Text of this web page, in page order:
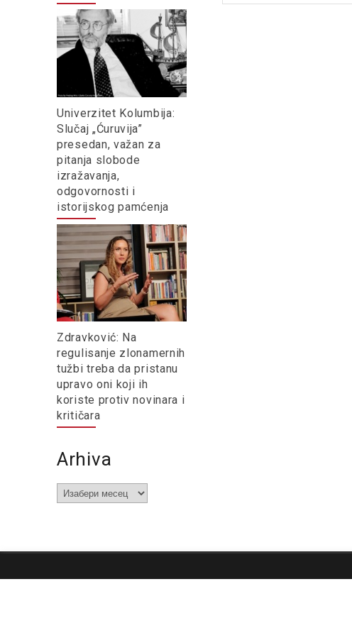
Univerzitet Kolumbija:
Slučaj „Ćuruvija”
presedan, važan za
pitanja slobode
izražavanja,
odgovornosti i
istorijskog pamćenja
Zdravković: Na
regulisanje zlonamernih
tužbi treba da pristanu
upravo oni koji ih
koriste protiv novinara i
kritičara
Arhiva
Arhiva